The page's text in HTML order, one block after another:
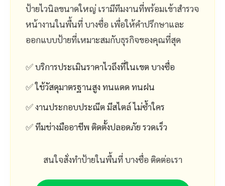
ป้ายไวนิลขนาดใหญ่ เรามีทีมงานที่พร้อมเข้าสำรวจ
หน้างานในพื้นที่ บางซื่อ เพื่อให้คำปรึกษาและ
ออกแบบป้ายที่เหมาะสมกับธุรกิจของคุณที่สุด
✅ บริการประเมินราคาไวถึงที่ในเขต บางซื่อ
✅ ใช้วัสดุมาตรฐานสูง ทนแดด ทนฝน
✅ งานประกอบประณีต มีสไตล์ ไม่ซ้ำใคร
✅ ทีมช่างมืออาชีพ ติดตั้งปลอดภัย รวดเร็ว
สนใจสั่งทำป้ายในพื้นที่ บางซื่อ ติดต่อเรา